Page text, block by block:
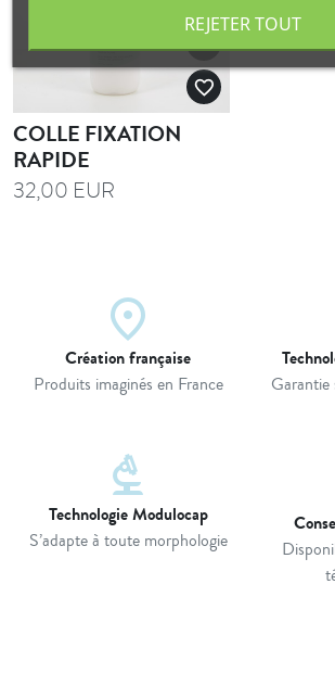
add
favorite_border
COLLE FIXATION
RAPIDE
32,00 EUR
place
Création française
Produits imaginés en France Garantie
biotech
Technologie Modulocap
S’adapte à toute morphologie
REJETER TOUT